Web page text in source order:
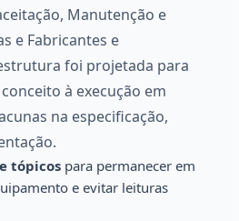
Manutenção e
e Fabricantes e
foi projetada para
à execução em
na especificação,
tópicos para permanecer em
e evitar leituras